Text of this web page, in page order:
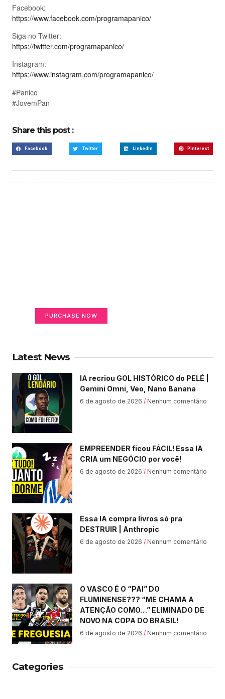
Facebook:
https://www.facebook.com/programapanico/
Siga no Twitter:
https://twitter.com/programapanico/
Instagram:
https://www.instagram.com/programapanico/
#Panico
#JovemPan
Share this post :
Facebook Twitter LinkedIn Pinterest
PURCHASE NOW
Latest News
IA recriou GOL HISTÓRICO do PELÉ |
Gemini Omni, Veo, Nano Banana
6 de agosto de 2026 Nenhum comentário
EMPREENDER ficou FÁCIL! Essa IA
CRIA um NEGÓCIO por você!
6 de agosto de 2026 Nenhum comentário
Essa IA compra livros só pra
DESTRUIR | Anthropic
6 de agosto de 2026 Nenhum comentário
O VASCO É O “PAI” DO
FLUMINENSE??? “ME CHAMA A
ATENÇÃO COMO…” ELIMINADO DE
NOVO NA COPA DO BRASIL!
6 de agosto de 2026 Nenhum comentário
Categories